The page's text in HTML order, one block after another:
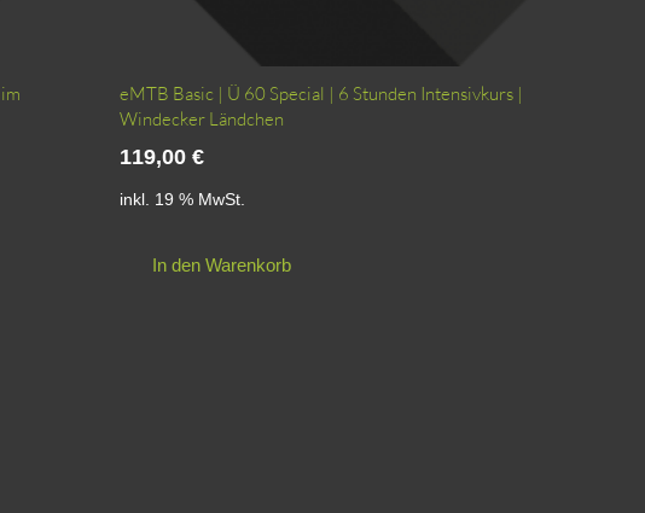
eMTB Basic | Ü 60 Special | 6 Stunden Intensivkurs |
Windecker Ländchen
119,00 €
inkl. 19 % MwSt.
In den Warenkorb